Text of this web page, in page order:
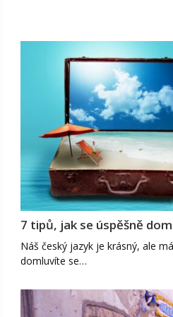
7 tipů, jak se úspěšně
Náš český jazyk je krásný, ale
domluvíte se…